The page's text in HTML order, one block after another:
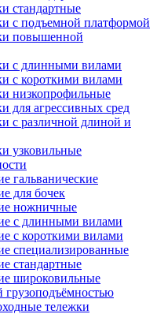
стандартные
с подъемной платформой
повышенной
с длинными вилами
с короткими вилами
низкопрофильные
для агрессивных сред
с различной длиной и
узковильные
гальванические
для бочек
ножничные
с длинными вилами
с короткими вилами
специализированные
стандартные
широковильные
тележки